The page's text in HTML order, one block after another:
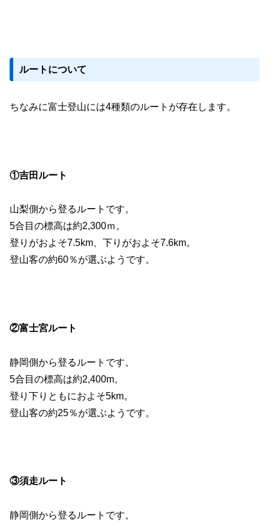
ルートについて
ちなみに富士登山には4種類のルートが存在します。
①吉田ルート
山梨側から登るルートです。
5合目の標高は約2,300ｍ。
登りがおよそ7.5km、下りがおよそ7.6km。
登山客の約60％が選ぶようです。
②富士宮ルート
静岡側から登るルートです。
5合目の標高は約2,400m。
登り下りともにおよそ5km。
登山客の約25％が選ぶようです。
③須走ルート
静岡側から登るルートです。